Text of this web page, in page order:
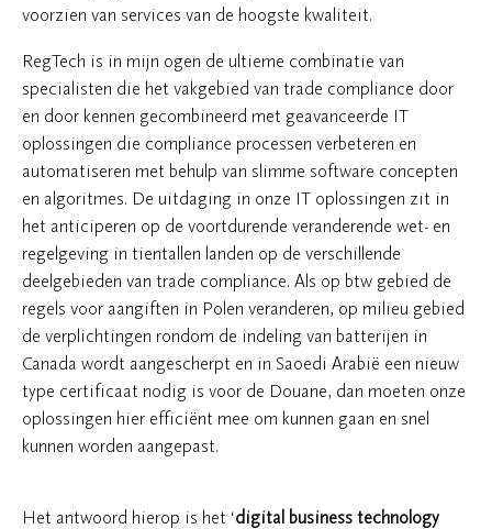
voorzien van services van de hoogste kwaliteit.
RegTech is in mijn ogen de ultieme combinatie van
specialisten die het vakgebied van trade compliance door
en door kennen gecombineerd met geavanceerde IT
oplossingen die compliance processen verbeteren en
automatiseren met behulp van slimme software concepten
en algoritmes. De uitdaging in onze IT oplossingen zit in
het anticiperen op de voortdurende veranderende wet- en
regelgeving in tientallen landen op de verschillende
deelgebieden van trade compliance. Als op btw gebied de
regels voor aangiften in Polen veranderen, op milieu gebied
de verplichtingen rondom de indeling van batterijen in
Canada wordt aangescherpt en in Saoedi Arabië een nieuw
type certificaat nodig is voor de Douane, dan moeten onze
oplossingen hier efficiënt mee om kunnen gaan en snel
kunnen worden aangepast.
Het antwoord hierop is het ‘digital business technology